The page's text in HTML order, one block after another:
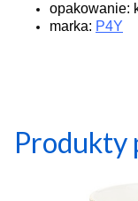
opakowanie:
marka: P4Y
Produkty